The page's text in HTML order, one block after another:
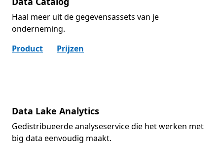
Haal meer uit de gegevensassets van je
onderneming.
Product
Prijzen
Data Lake Analytics
Gedistribueerde analyseservice die het werken met
big data eenvoudig maakt.